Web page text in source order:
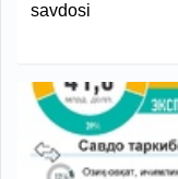
savdosi